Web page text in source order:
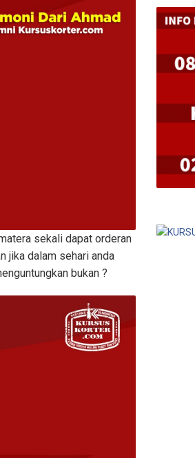
sekali dapat orderan
jika dalam sehari anda
bukan ?